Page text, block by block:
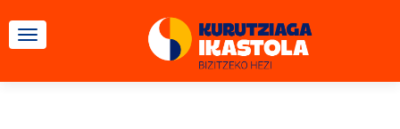
TOGGLE NAVIGATION